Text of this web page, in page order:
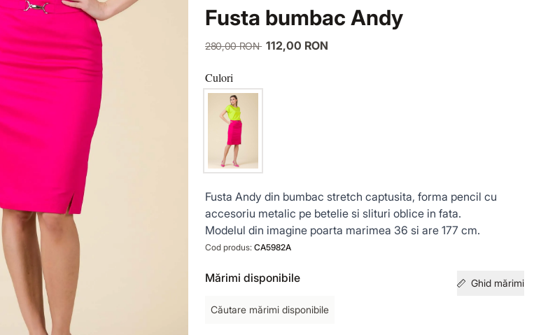
Fusta bumbac Andy
280,00 RON 112,00 RON
Culori
Fusta Andy din bumbac stretch captusita, forma pencil cu
accesoriu metalic pe betelie si slituri oblice in fata.
Modelul din imagine poarta marimea 36 si are 177 cm.
Cod produs: CA5982A
Mărimi disponibile Ghid mărimi
Căutare mărimi disponibile